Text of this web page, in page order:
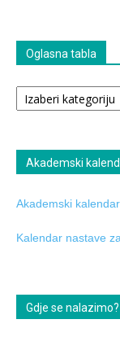
Oglasna tabla
Oglasna
tabla
Akademski
Akademski
Kalendar nastave
Gdje se nalazimo?